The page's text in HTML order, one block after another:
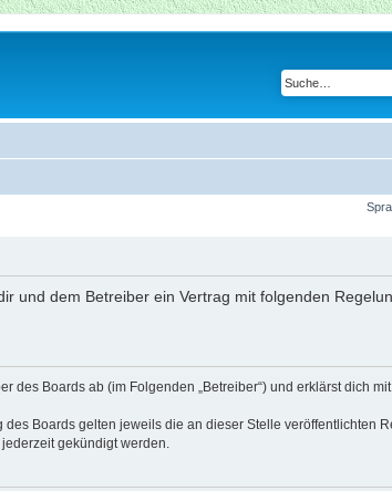
und dem Betreiber ein Vertrag mit folgenden
des Boards ab (im Folgenden „Betreiber“) und erklärst dich
Boards gelten jeweils die an dieser Stelle veröffentlichten
gekündigt werden.